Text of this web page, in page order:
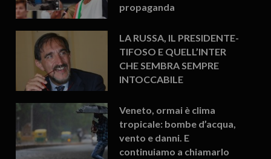
propaganda
LA RUSSA, IL PRESIDENTE-
TIFOSO E QUELL’INTER
CHE SEMBRA SEMPRE
INTOCCABILE
Veneto, ormai è clima
tropicale: bombe d’acqua,
vento e danni. E
continuiamo a chiamarlo